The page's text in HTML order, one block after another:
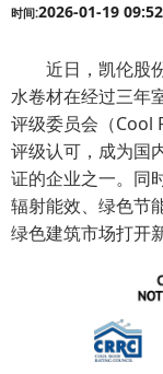
时间:2026-01-19 09:52
近日，凯伦股
水卷材在经过三年
评级委员会（Cool
评级认可，成为国
证的企业之一。同
辐射能效、绿色节
绿色建筑市场打开